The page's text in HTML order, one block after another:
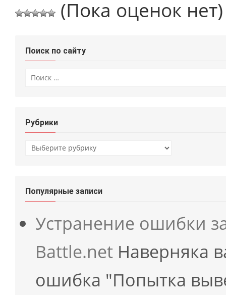
(Пока оценок нет)
Поиск по сайту
Рубрики
Рубрики
Популярные записи
Устранение ошибки
Battle.net Наверняка
ошибка "Попытка